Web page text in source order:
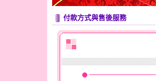
付款方式與售後服務